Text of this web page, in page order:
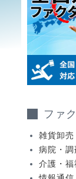
ファ
雑貨卸
病院・調
介護・福